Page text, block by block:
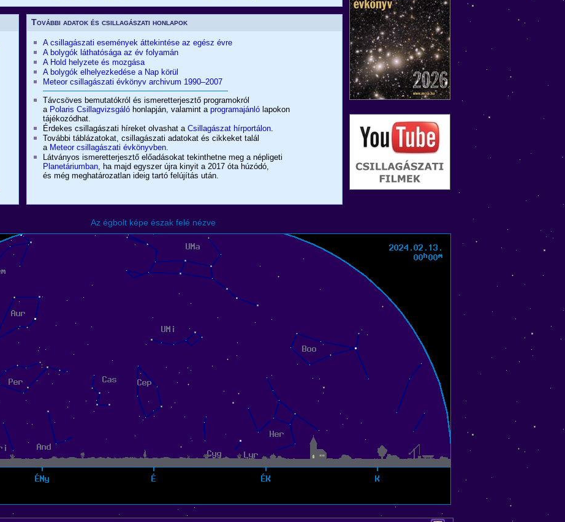
További adatok és csillagászati honlapok
A csillagászati események áttekintése az egész évre
A bolygók láthatósága az év folyamán
A Hold helyzete és mozgása
A bolygók elhelyezkedése a Nap körül
Meteor csillagászati évkönyv archivum 1990–2007
Távcsöves bemutatókról és ismeretterjesztő programokról
a Polaris Csillagvizsgálóhonlapján, valamint a programajánlólapokon
tájékozódhat.
Érdekes csillagászati híreket olvashat a Csillagászat hírportálon.
További táblázatokat, csillagászati adatokat és cikkeket talál
a Meteor csillagászati évkönyvben.
Látványos ismeretterjesztő előadásokat tekinthetne meg a népligeti
Planetáriumban, ha majd egyszer újra kinyit a 2017 óta húzódó,
és még meghatározatlan ideig tartó felújítás után.
Az égbolt képe észak felé nézve